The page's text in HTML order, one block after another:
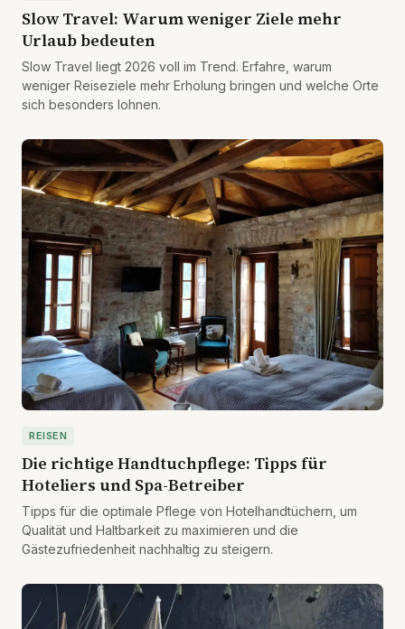
Slow Travel: Warum weniger Ziele mehr
Urlaub bedeuten
Slow Travel liegt 2026 voll im Trend. Erfahre, warum
weniger Reiseziele mehr Erholung bringen und welche Orte
sich besonders lohnen.
REISEN
Die richtige Handtuchpflege: Tipps für
Hoteliers und Spa-Betreiber
Tipps für die optimale Pflege von Hotelhandtüchern, um
Qualität und Haltbarkeit zu maximieren und die
Gästezufriedenheit nachhaltig zu steigern.